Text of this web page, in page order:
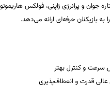
جوان و پرانرژی ژاپنی، فولکس هاریموتو
بازیکنان حرفه‌ای ارائه می‌دهد.